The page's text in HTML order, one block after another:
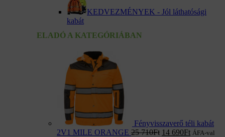
KEDVEZMÉNYEK - Jól láthatósági
kabát
ELADÓ A KATEGÓRIÁBAN
Fényvisszaverő téli kabát
2V1 MILE ORANGE 25 710Ft 14 690Ft ÁFA-val